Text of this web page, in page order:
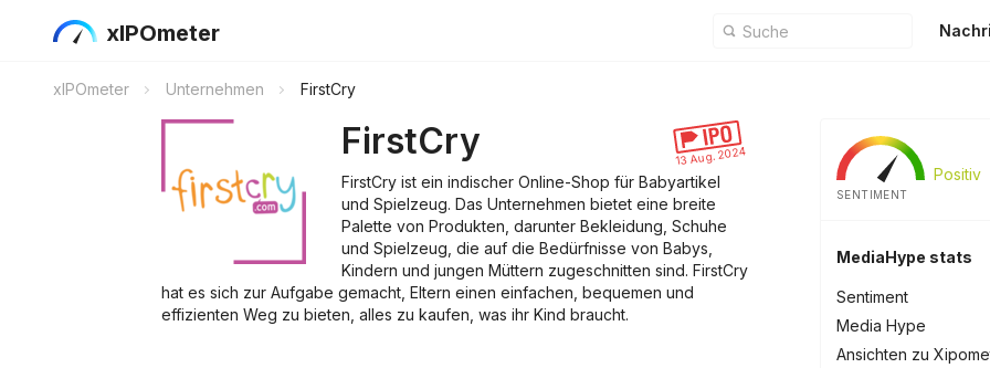
xIPOmeter
xIPOmeter Unternehmen FirstCry
13 Aug. 2024
FirstCry
FirstCry ist ein indischer Online-Shop für Babyartikel
und Spielzeug. Das Unternehmen bietet eine breite
Palette von Produkten, darunter Bekleidung, Schuhe
und Spielzeug, die auf die Bedürfnisse von Babys,
Kindern und jungen Müttern zugeschnitten sind. FirstCry
hat es sich zur Aufgabe gemacht, Eltern einen einfachen, bequemen und
effizienten Weg zu bieten, alles zu kaufen, was ihr Kind braucht.
Positiv
SENTIMENT
MediaHype stats
Sentiment
Media Hype
Ansichten zu